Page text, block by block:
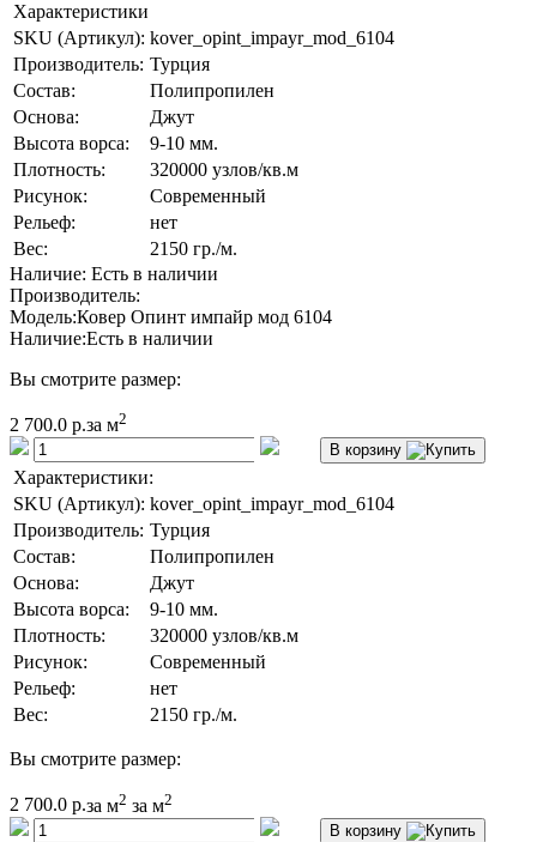
Характеристики
SKU (Артикул): kover_opint_impayr_mod_6104
Производитель: Турция
Состав:
Полипропилен
Основа:
Джут
Высота ворса:
9-10 мм.
Плотность:
320000 узлов/кв.м
Рисунок:
Современный
Рельеф:
нет
Вес:
2150 гр./м.
Наличие: Есть в наличии
Производитель:
Модель:Ковер Опинт импайр мод 6104
Наличие:Есть в наличии
Вы смотрите размер:
2 700.0 р.за м2
В корзину
Характеристики:
SKU (Артикул): kover_opint_impayr_mod_6104
Производитель: Турция
Состав:
Полипропилен
Основа:
Джут
Высота ворса:
9-10 мм.
Плотность:
320000 узлов/кв.м
Рисунок:
Современный
Рельеф:
нет
Вес:
2150 гр./м.
Вы смотрите размер:
2 700.0 р.за м2 за м2
В корзину